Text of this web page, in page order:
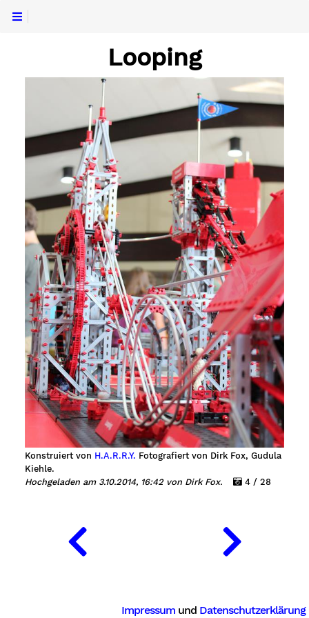
Looping
Konstruiert von H.A.R.R.Y. Fotografiert von Dirk Fox, Gudula
Kiehle.
Hochgeladen am 3.10.2014, 16:42 von Dirk Fox.
4 / 28
Impressum und Datenschutzerklärung